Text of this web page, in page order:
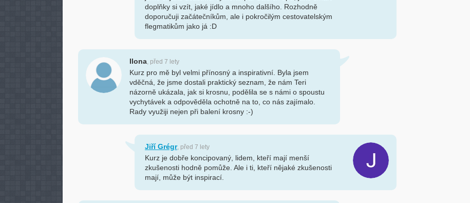
doplňky si vzít, jaké jídlo a mnoho dalšího. Rozhodně
doporučuji začátečníkům, ale i pokročilým cestovatelským
flegmatikům jako já :D
Ilona, před 7 lety
Kurz pro mě byl velmi přínosný a inspirativní. Byla jsem
vděčná, že jsme dostali praktický seznam, že nám Teri
názorně ukázala, jak si krosnu, podělila se s námi o spoustu
vychytávek a odpověděla ochotně na to, co nás zajímalo.
Rady využiji nejen při balení krosny :-)
Jiří Grégr, před 7 lety
Kurz je dobře koncipovaný, lidem, kteří mají menší
zkušenosti hodně pomůže. Ale i ti, kteří nějaké zkušenosti
mají, může být inspirací.